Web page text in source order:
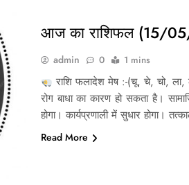
आज का राशिफल (15/
admin 0 1 mins
राशि फलादेश मेष :-(चू, चे, चो, ला,
रोग बाधा का कारण हो सकता है।
होगा। कार्यप्रणाली में सुधार होगा।
Read More